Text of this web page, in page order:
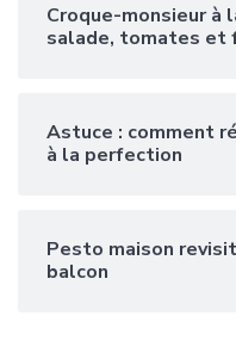
Croque-monsieur à
salade, tomates et
Astuce : comment
à la perfection
Pesto maison
balcon